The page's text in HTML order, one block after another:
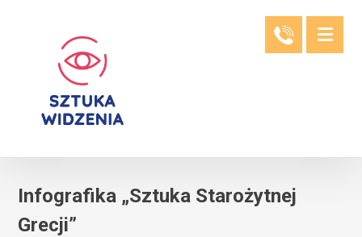
Infografika „Sztuka Starożytnej
Grecji”